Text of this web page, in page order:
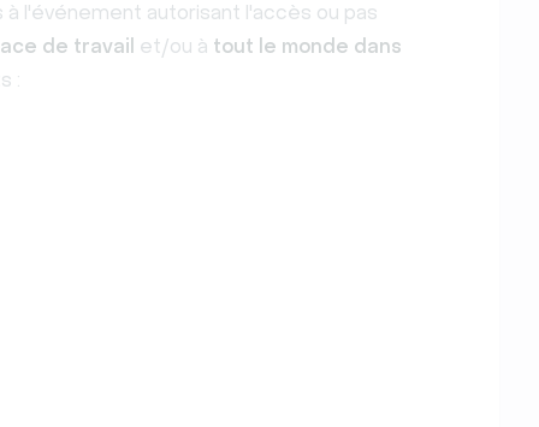
l'événement autorisant l'accès ou pas
de travail et/ou à tout le monde dans
: